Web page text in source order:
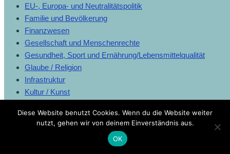
EU-, Europa- und Neutralitätspolitik
Familie und Bevölkerung
Finanzwesen
Gesellschaft und Menschenrechte
Gesundheit, Sport und Ernährung/Lebensmittelqualität
Glaube / Religion
Infrastruktur
Kultur / Kunst
Medien
Migration
Diese Website benutzt Cookies. Wenn du die Website weiter
nutzt, gehen wir von deinem Einverständnis aus.
OK